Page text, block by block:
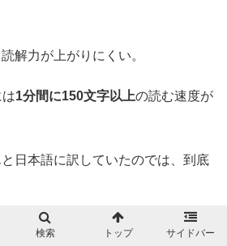
解力が上がりにくい。
1分間に150文字以上の読む速度が
日本語に訳していたのでは、到底
中でキレイな日本語に変換しない」
検索 トップ サイドバー